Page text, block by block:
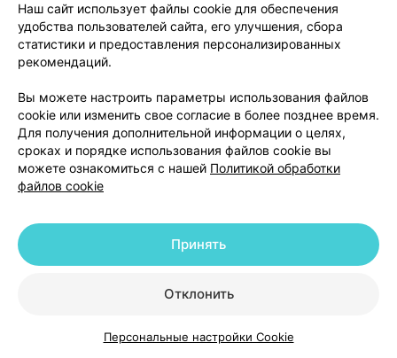
КаталогКорзинаИзбранноеПрофиль
счет легких и на 26% за счет всасывания органами
ЖКТ проглоченной части ингаляционной дозы.
Абсолютная биодоступность после ингаляторного
фракции (БДП) и 62% для его активного
метаболита (Б-17-МП). Связь БДП с белками
плазмы достаточно высокая (0,3 часа при tmax).
Б-17-МП абсорбируется медленнее (1 час при t
Выведение БДП и Б-17-МП характеризуется
Т1/2 равным 0,5 и 2,7 часа соответственно.
Препарат после его абсорбции экскретируется в
Список вспомогательных веществ
Наш сайт использует файлы cookie для обеспечения
удобства пользователей сайта, его улучшения, сбора
статистики и предоставления персонализированных
рекомендаций.
Вы можете настроить параметры использования файлов
cookie или изменить свое согласие в более позднее время.
Для получения дополнительной информации о целях,
сроках и порядке использования файлов cookie вы
можете ознакомиться с нашей Политикой обработки
файлов cookie
Отклонить
Принять
Персональные настройки Cookie